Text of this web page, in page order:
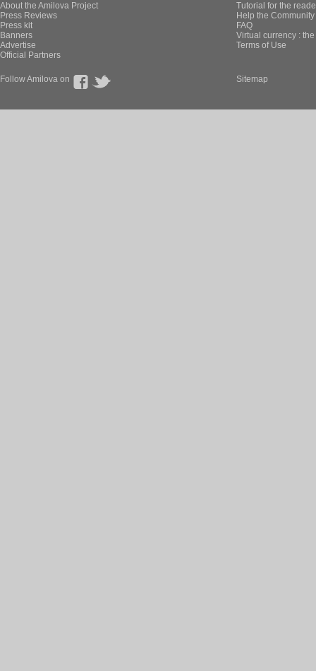
About the Amilova Project
Press Reviews
Press kit
Banners
Advertise
Official Partners
Tutorial for the
Help the
FAQ
Virtual currency :
Terms of Use
Follow Amilova on Sitemap